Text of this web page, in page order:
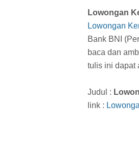
Lowongan
Lowongan
Bank BNI
baca dan
tulis ini dapat
Judul :
link :